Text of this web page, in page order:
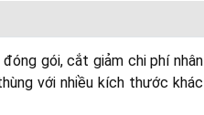
gói, cắt giảm chi phí nhân
với nhiều kích thước khác